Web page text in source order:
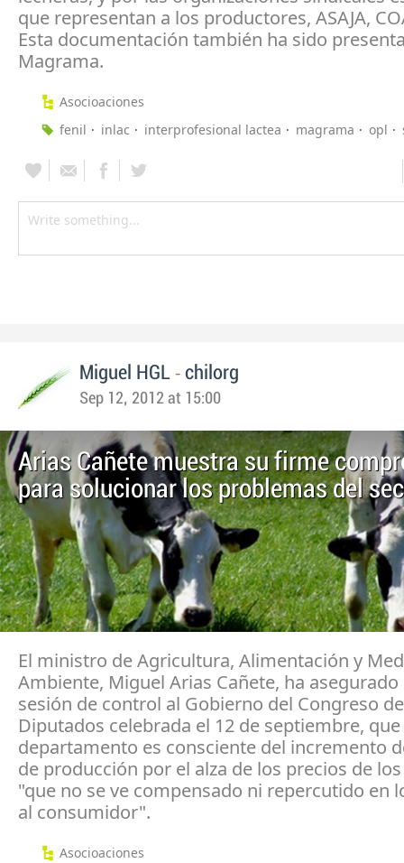
que representan a los productores, ASAJA,
Esta documentación también ha sido
Magrama.
Asocioaciones
fenil
inlac interprofesional lactea magrama opl
Miguel HGL - chilorg
Sep 12, 2012 at 15:00
Arias Cañete muestra su firme
para solucionar los problemas del
El ministro de Agricultura, Alimentación y
Ambiente, Miguel Arias Cañete, ha asegurado
sesión de control al Gobierno del Congreso
Diputados celebrada el 12 de septiembre,
departamento es consciente del incremento
de producción por el alza de los precios de
"que no se ve compensado ni repercutido en
al consumidor".
Asocioaciones